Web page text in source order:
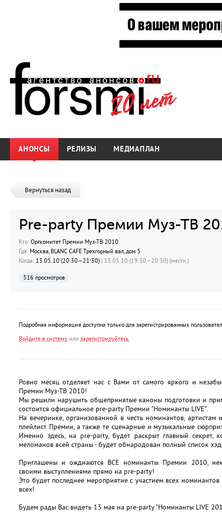
АНОНСЫ РЕЛИЗЫ МЕДИАПЛАН
Вернуться назад
Pre-party Премии Муз-ТВ
Кто: Оргкомитет Премии Муз-ТВ 2010
Где: Москва, BLANC CAFE Трехгорный вал, дом 5
Когда: 13.05.10 (20:30—21:30) | 13.05.10 (19:30—20:30) (местн.)
516 просмотров
Подробная информация доступна только для зарегистрированных
Войдите в систему или зарегистрируйтесь
Ровно месяц отделяет нас с Вами от самого яркого и
Премии Муз-ТВ 2010!
Мы решили нарушить общепринятые каноны подготовки и
состоится официальное pre-party Премии "Номинанты LIVE".
На вечеринке, организованной в честь номинантов,
плейлист Премии, а также те сценарные и музыкальные
Именно здесь, на pre-party, будет раскрыт главный секрет,
меломанов всей страны - будет обнародован полный список
Приглашены и ождиаются ВСЕ номинанты Премии 2010,
своими выступлениями прямо на pre-party!
Это будет последнее мероприятие с участием всех
всех!
Будем рады Вас видеть 13 мая на pre-party "Номинанты LIVE